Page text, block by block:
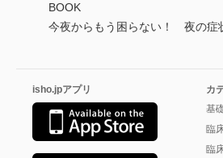
BOOK
今夜からもう困らない！ 夜の症
isho.jpアプリ
カ
基
臨
臨